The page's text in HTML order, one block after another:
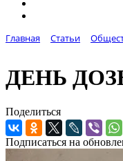
Главная Статьи
ДЕНЬ
Поделиться
Подписаться на